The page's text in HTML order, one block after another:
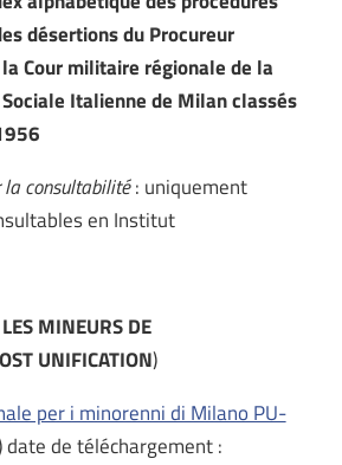
désertions du Procureur
Cour militaire régionale de la
Italienne de Milan classés
consultabilité: uniquement
en Institut
MINEURS DE
UNIFICATION)
per i minorenni di Milano PU-
date de téléchargement :